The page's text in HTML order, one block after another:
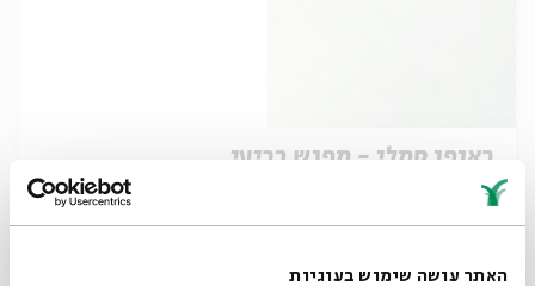
האתר עושה שימוש בעוגיות
באופן סמלי - מפגש רביעי
מתוך: